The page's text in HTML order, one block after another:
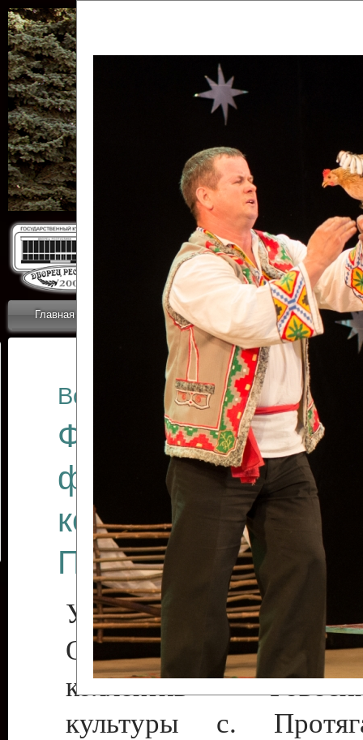
Главная Приветствие Коллективы Новости
ОТЧЕТЫ ГКЦ
Все отчеты
Финал
фестиваля
коллективов
Приднестровского
Участники фестиваля:
Образцовый
коллектив
культуры с.